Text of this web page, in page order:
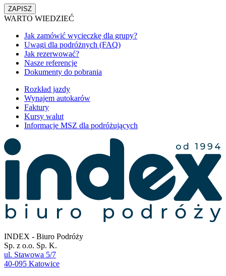
WARTO WIEDZIEĆ
Jak zamówić wycieczkę dla grupy?
Uwagi dla podróżnych (FAQ)
Jak rezerwować?
Nasze referencje
Dokumenty do pobrania
Rozkład jazdy
Wynajem autokarów
Faktury
Kursy walut
Informacje MSZ dla podróżujących
INDEX - Biuro Podróży
Sp. z o.o. Sp. K.
ul. Stawowa 5/7
40-095 Katowice